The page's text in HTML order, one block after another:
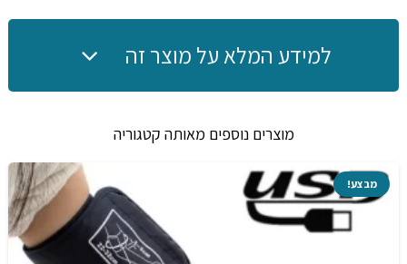
למידע המלא על מוצר זה
מוצרים נוספים מאותה קטגוריה
מבצע!